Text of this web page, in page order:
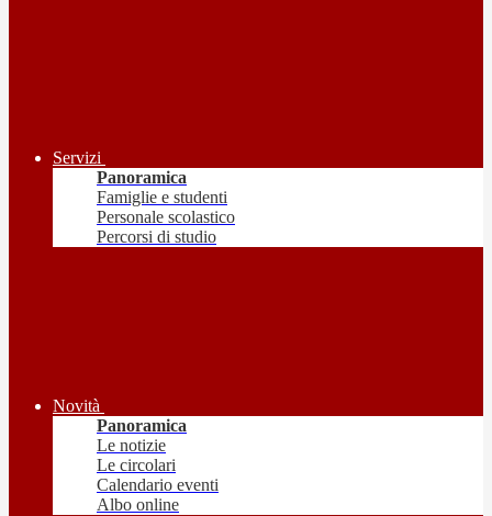
Servizi
Panoramica
Famiglie e studenti
Personale scolastico
Percorsi di studio
Novità
Panoramica
Le notizie
Le circolari
Calendario eventi
Albo online